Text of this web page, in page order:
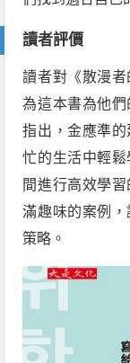
讀者評價
讀者對《散漫
為這本書為他
指出，金應準
忙的生活中輕
間進行高效學
滿趣味的案例
策略。